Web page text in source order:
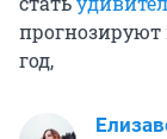
прогнозируют
год,